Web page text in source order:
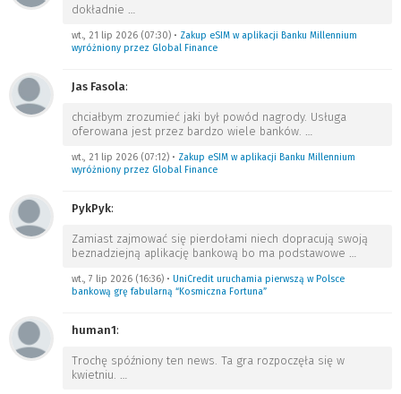
dokładnie …
wt., 21 lip 2026 (07:30) • Zakup eSIM w aplikacji Banku Millennium
wyróżniony przez Global Finance
Jas Fasola:
chciałbym zrozumieć jaki był powód nagrody. Usługa
oferowana jest przez bardzo wiele banków. …
wt., 21 lip 2026 (07:12) • Zakup eSIM w aplikacji Banku Millennium
wyróżniony przez Global Finance
PykPyk:
Zamiast zajmować się pierdołami niech dopracują swoją
beznadziejną aplikację bankową bo ma podstawowe …
wt., 7 lip 2026 (16:36) • UniCredit uruchamia pierwszą w Polsce
bankową grę fabularną “Kosmiczna Fortuna”
human1:
Trochę spóźniony ten news. Ta gra rozpoczęła się w
kwietniu. …